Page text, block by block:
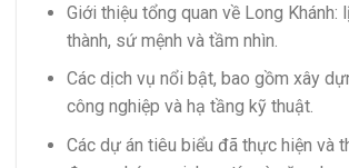
Giới thiệu tổng quan về Long Khánh:
thành, sứ mệnh và tầm nhìn.
Các dịch vụ nổi bật, bao gồm xây
công nghiệp và hạ tầng kỹ thuật.
Các dự án tiêu biểu đã thực hiện và